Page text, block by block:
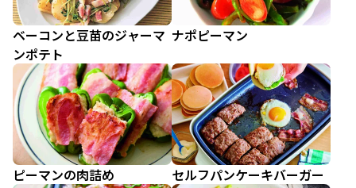
ベーコンと豆苗のジャーマ
ンポテト
ナポピーマン
ピーマンの肉詰め セルフパンケーキバーガー